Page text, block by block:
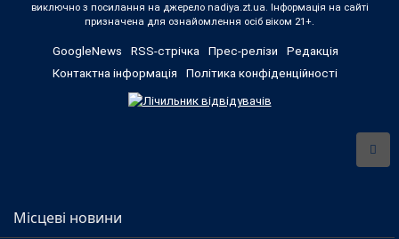
виключно з посилання на джерело nadiya.zt.ua. Інформація на сайті
призначена для ознайомлення осіб віком 21+.
GoogleNews RSS-стрічка Прес-релізи
Редакція
Контактна інформація
Політика конфіденційності
Місцеві новини